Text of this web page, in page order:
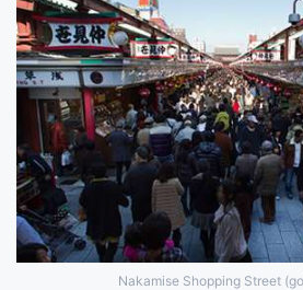
Nakamise Shopping Street